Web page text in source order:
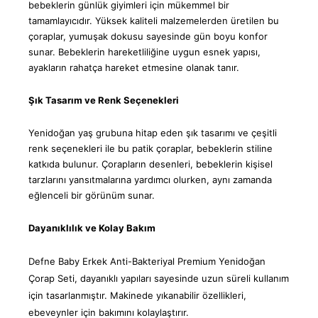
bebeklerin günlük giyimleri için mükemmel bir
tamamlayıcıdır. Yüksek kaliteli malzemelerden üretilen bu
çoraplar, yumuşak dokusu sayesinde gün boyu konfor
sunar. Bebeklerin hareketliliğine uygun esnek yapısı,
ayakların rahatça hareket etmesine olanak tanır.
Şık Tasarım ve Renk Seçenekleri
Yenidoğan yaş grubuna hitap eden şık tasarımı ve çeşitli
renk seçenekleri ile bu patik çoraplar, bebeklerin stiline
katkıda bulunur. Çorapların desenleri, bebeklerin kişisel
tarzlarını yansıtmalarına yardımcı olurken, aynı zamanda
eğlenceli bir görünüm sunar.
Dayanıklılık ve Kolay Bakım
Defne Baby Erkek Anti-Bakteriyal Premium Yenidoğan
Çorap Seti, dayanıklı yapıları sayesinde uzun süreli kullanım
için tasarlanmıştır. Makinede yıkanabilir özellikleri,
ebeveynler için bakımını kolaylaştırır.